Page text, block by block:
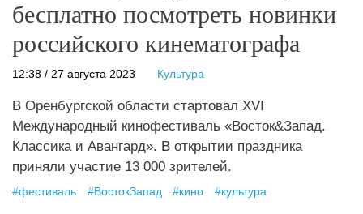
бесплатно посмотреть новинки
российского кинематографа
12:38 / 27 августа 2023 Культура
В Оренбургской области стартовал XVI
Международный кинофестиваль «Восток&Запад.
Классика и Авангард». В открытии праздника
приняли участие 13 000 зрителей.
#фестиваль #ВостокЗапад #кино #культура